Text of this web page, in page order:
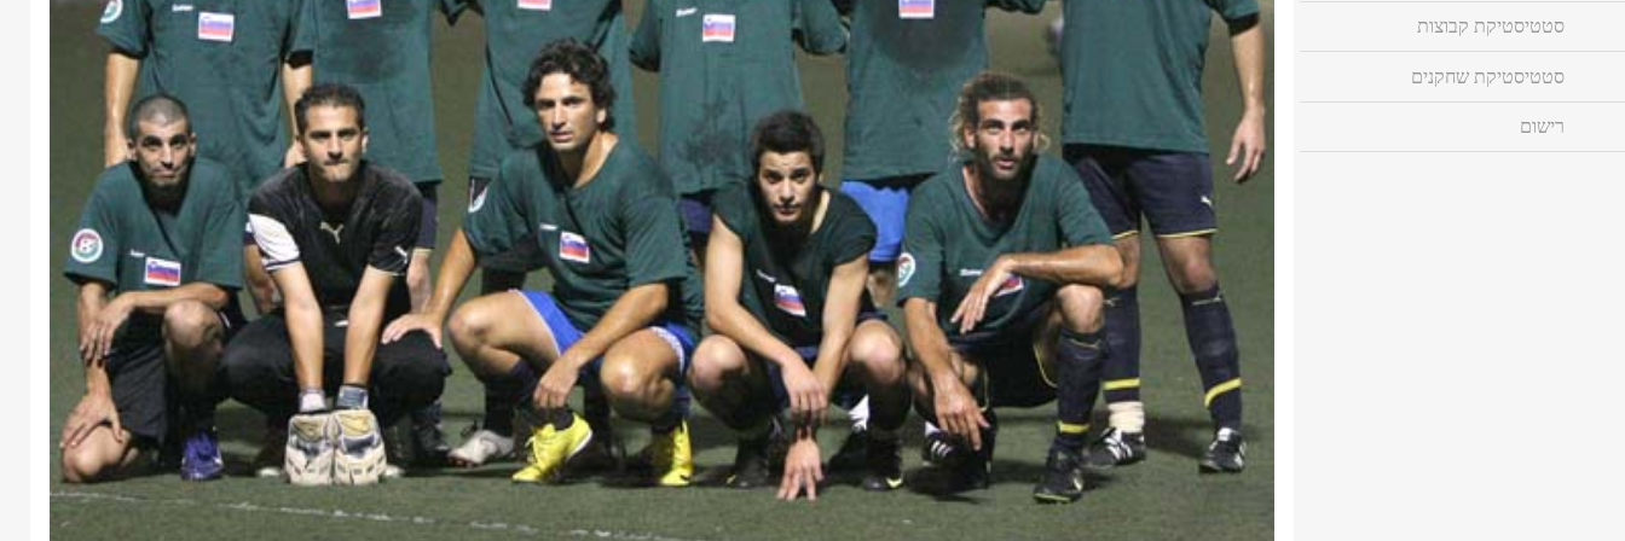
סטטיסטיקת קבוצות
סטטיסטיקת שחקנים
רישום